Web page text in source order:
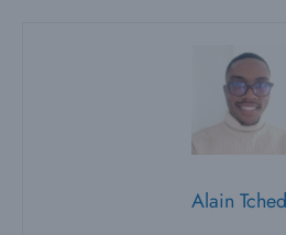
Alain